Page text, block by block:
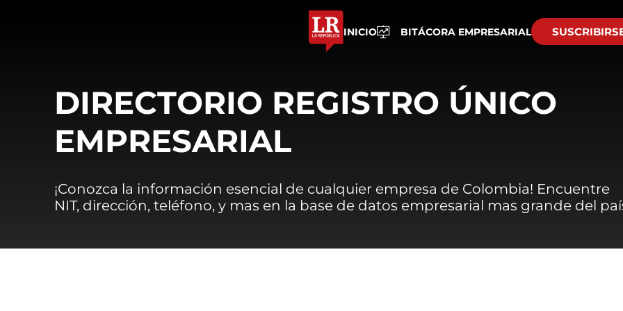
INICIO BITÁCORA EMPRESARIAL
DIRECTORIO REGISTRO ÚNICO
EMPRESARIAL
¡Conozca la información esencial de cualquier empresa de Colombia! Encuentre
NIT, dirección, teléfono, y mas en la base de datos empresarial mas grande del